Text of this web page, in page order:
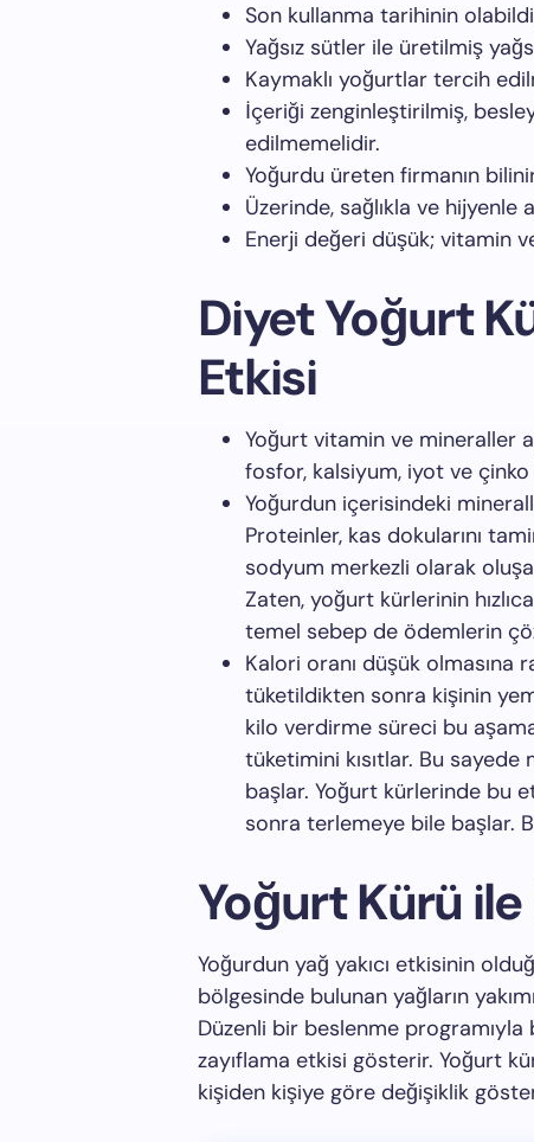
Son kullanma tarihinin
Yağsız sütler ile üretilmiş
Kaymaklı yoğurtlar tercih
İçeriği zenginleştirilmiş,
edilmemelidir.
Yoğurdu üreten firmanın
Üzerinde, sağlıkla ve hijyenle
Enerji değeri düşük; vitamin
Diyet Yoğurt
Etkisi
Yoğurt vitamin ve mineraller
fosfor, kalsiyum, iyot ve
Yoğurdun içerisindeki
Proteinler, kas dokularını
sodyum merkezli olarak
Zaten, yoğurt kürlerinin
temel sebep de ödemlerin
Kalori oranı düşük olmasına
tüketildikten sonra kişinin
kilo verdirme süreci bu
tüketimini kısıtlar. Bu sayede
başlar. Yoğurt kürlerinde bu
sonra terlemeye bile başlar.
Yoğurt Kürü
Yoğurdun yağ yakıcı etkisinin
bölgesinde bulunan yağların
Düzenli bir beslenme
zayıflama etkisi gösterir. Yoğurt
kişiden kişiye göre değişiklik